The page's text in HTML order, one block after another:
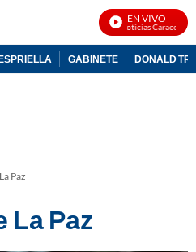
EN VIVO
Noticias Caracol En
GABINETE DONALD
Paz
La Paz